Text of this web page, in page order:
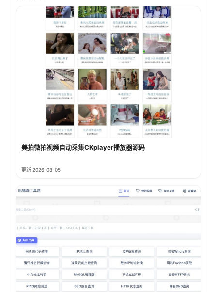
美拍微拍视频自动采集CKplayer播放器源码
更新 2026-08-05